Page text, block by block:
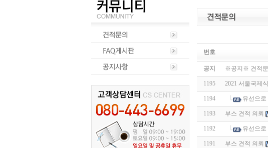
번호
공지 ※공지※ 견적문
1195 2021 서울국제
1194 유선으
1193 부스 견적 의뢰
1192 유선으
1191 부스 견적 의뢰